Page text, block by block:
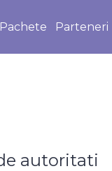
Pachete Parteneri
autoritati